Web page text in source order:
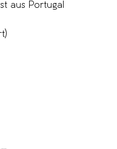
aus Portugal